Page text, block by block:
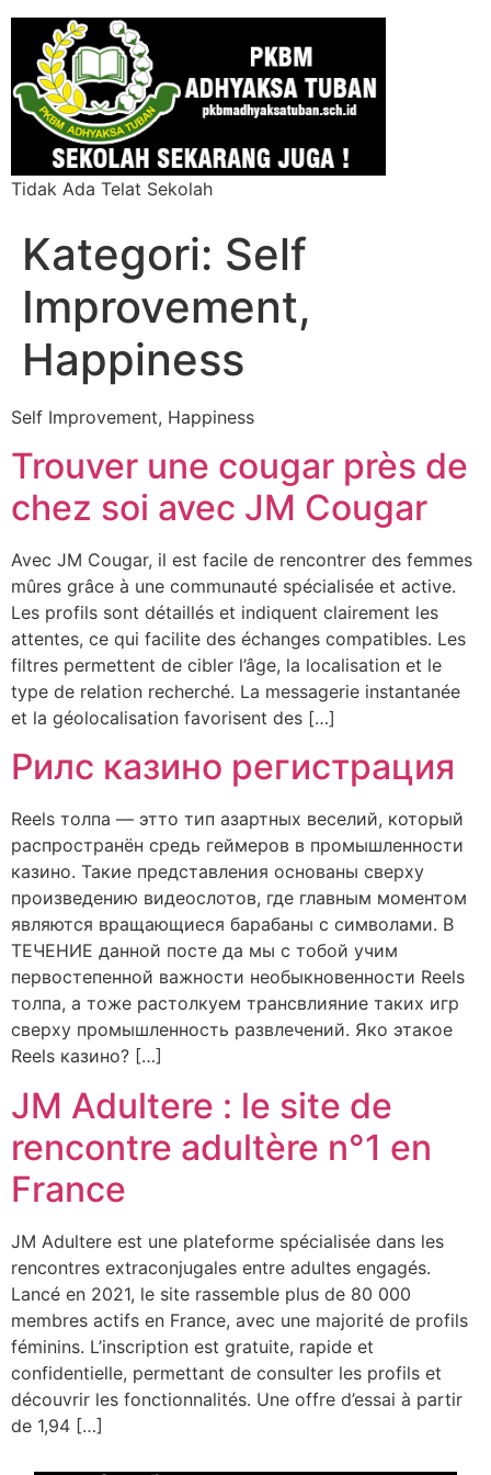
Tidak Ada Telat Sekolah
Kategori: Self
Improvement,
Happiness
Self Improvement, Happiness
Trouver une cougar près de
chez soi avec JM Cougar
Avec JM Cougar, il est facile de rencontrer des femmes
mûres grâce à une communauté spécialisée et active.
Les profils sont détaillés et indiquent clairement les
attentes, ce qui facilite des échanges compatibles. Les
filtres permettent de cibler l’âge, la localisation et le
type de relation recherché. La messagerie instantanée
et la géolocalisation favorisent des […]
Рилс казино регистрация
Reels толпа — этто тип азартных веселий, который
распространён средь геймеров в промышленности
казино. Такие представления основаны сверху
произведению видеослотов, где главным моментом
являются вращающиеся барабаны с символами. В
ТЕЧЕНИЕ данной посте да мы с тобой учим
первостепенной важности необыкновенности Reels
толпа, а тоже растолкуем трансвлияние таких игр
сверху промышленность развлечений. Яко этакое
Reels казино? […]
JM Adultere : le site de
rencontre adultère n°1 en
France
JM Adultere est une plateforme spécialisée dans les
rencontres extraconjugales entre adultes engagés.
Lancé en 2021, le site rassemble plus de 80 000
membres actifs en France, avec une majorité de profils
féminins. L’inscription est gratuite, rapide et
confidentielle, permettant de consulter les profils et
découvrir les fonctionnalités. Une offre d’essai à partir
de 1,94 […]